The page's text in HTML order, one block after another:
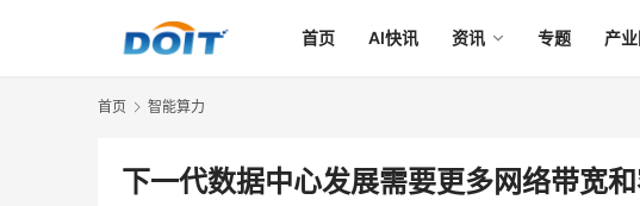
首页 AI快讯 资讯 专题 产
首页 智能算力
下一代数据中心发展需要更多网络带宽